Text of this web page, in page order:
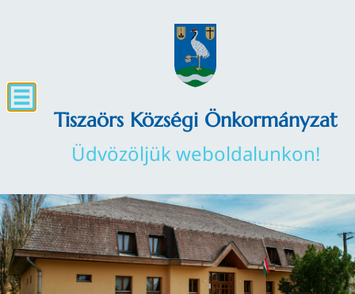
Tiszaörs Községi Önkormányzat
Üdvözöljük weboldalunkon!